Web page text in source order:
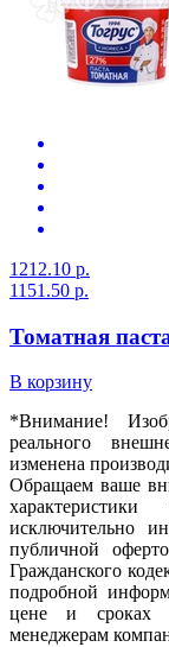
1212.10 р.
1151.50 р.
Томатная
В корзину
*Внимание!
реального
изменена
Обращаем ваше
исключительно
публичной
Гражданского
подробной
цене и сроках
менеджерам